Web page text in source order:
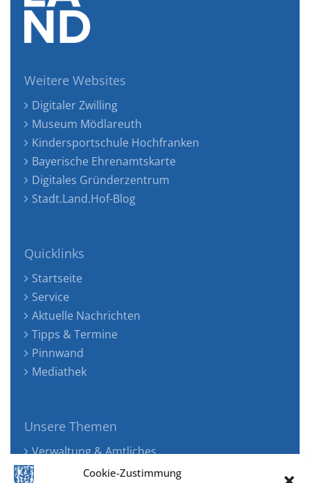
Cookie-Zustimmung
Weitere Websites
Digitaler Zwilling
Museum Mödlareuth
Kindersportschule Hochfranken
Bayerische Ehrenamtskarte
Digitales Gründerzentrum
Stadt.Land.Hof-Blog
Quicklinks
Startseite
Service
Aktuelle Nachrichten
Tipps & Termine
Pinnwand
Mediathek
Unsere Themen
Verwaltung & Amtliches
Jugend, Familie & Gesundheit